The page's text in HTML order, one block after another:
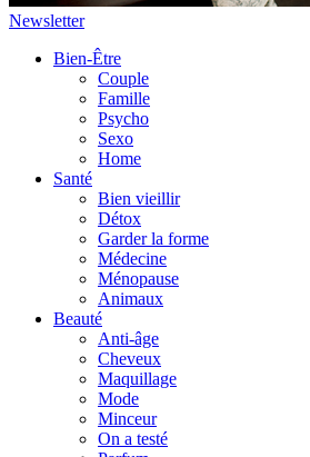
Newsletter
Bien-Être
Couple
Famille
Psycho
Sexo
Home
Santé
Bien vieillir
Détox
Garder la forme
Médecine
Ménopause
Animaux
Beauté
Anti-âge
Cheveux
Maquillage
Mode
Minceur
On a testé